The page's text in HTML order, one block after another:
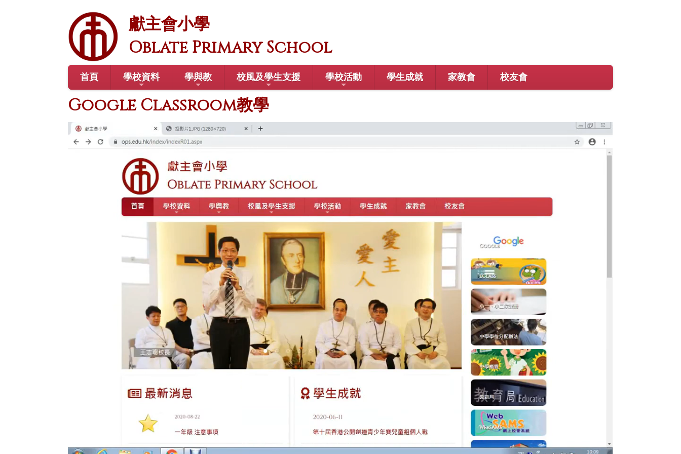
獻主會小學
Oblate Primary School
首頁 學校資料 學與教 校風及學生支援 學校活動 學生成就 家教會 校友會
Google Classroom教學